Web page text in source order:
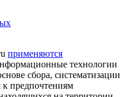
применяются
технологии
сбора, систематизации
к предпочтениям